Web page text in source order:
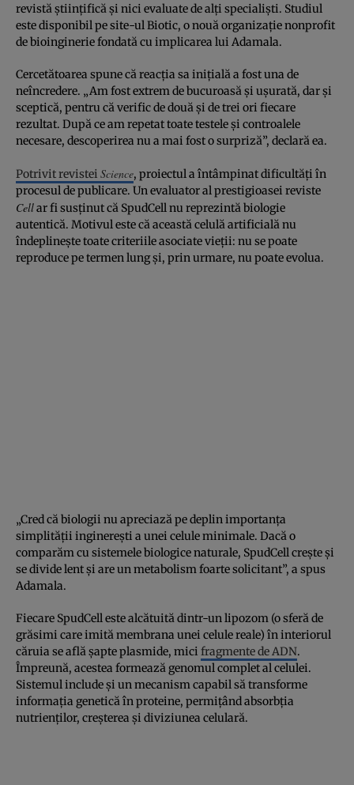
revistă științifică și nici evaluate de alți specialiști. Studiul
este disponibil pe site-ul Biotic, o nouă organizație nonprofit
de bioinginerie fondată cu implicarea lui Adamala.
Cercetătoarea spune că reacția sa inițială a fost una de
neîncredere. „Am fost extrem de bucuroasă și ușurată, dar și
sceptică, pentru că verific de două și de trei ori fiecare
rezultat. După ce am repetat toate testele și controalele
necesare, descoperirea nu a mai fost o surpriză”, declară ea.
Potrivit revistei Science, proiectul a întâmpinat dificultăți în
procesul de publicare. Un evaluator al prestigioasei reviste
Cellar fi susținut că SpudCell nu reprezintă biologie
autentică. Motivul este că această celulă artificială nu
îndeplinește toate criteriile asociate vieții: nu se poate
reproduce pe termen lung și, prin urmare, nu poate evolua.
„Cred că biologii nu apreciază pe deplin importanța
simplității inginerești a unei celule minimale. Dacă o
comparăm cu sistemele biologice naturale, SpudCell crește și
se divide lent și are un metabolism foarte solicitant”, a spus
Adamala.
Fiecare SpudCell este alcătuită dintr-un lipozom (o sferă de
grăsimi care imită membrana unei celule reale) în interiorul
căruia se află șapte plasmide, mici fragmente de ADN.
Împreună, acestea formează genomul complet al celulei.
Sistemul include și un mecanism capabil să transforme
informația genetică în proteine, permițând absorbția
nutrienților, creșterea și diviziunea celulară.